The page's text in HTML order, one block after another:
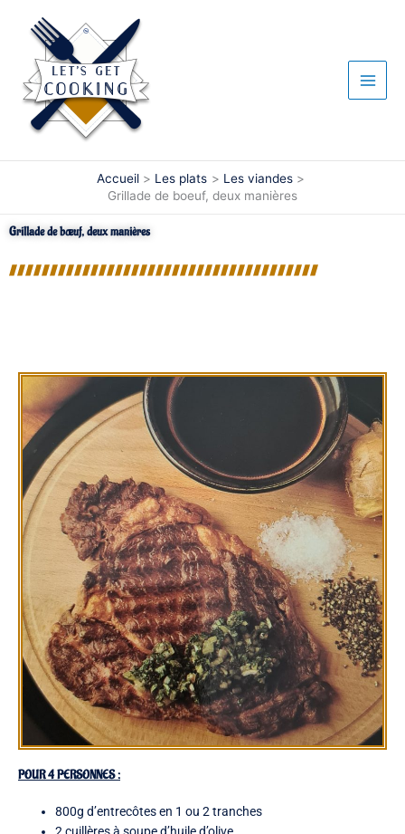
contenu
Accueil Les plats
Les viandes
Grillade de boeuf, deux manières
Grillade de bœuf, deux manières
POUR 4 PERSONNES :
800g d’entrecôtes en 1 ou 2 tranches